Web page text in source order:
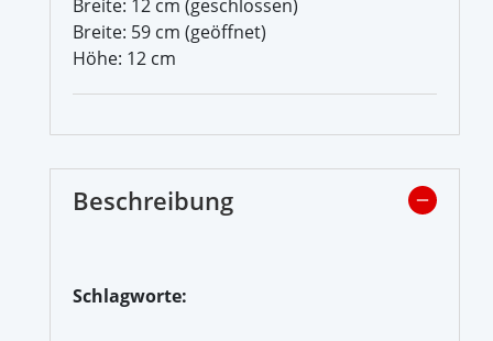
Breite: 12 cm (geschlossen)
Breite: 59 cm (geöffnet)
Höhe: 12 cm
Beschreibung
Schlagworte: